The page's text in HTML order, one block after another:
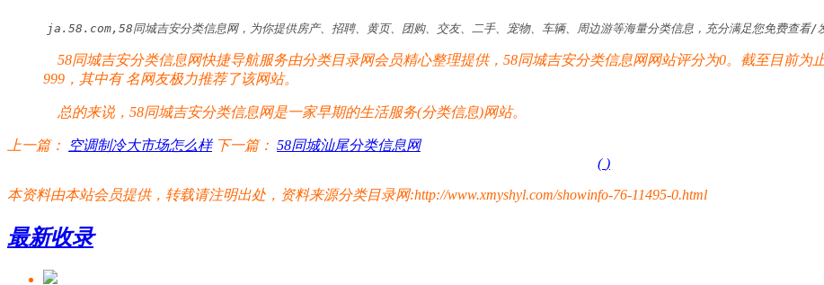
ja.58.com,58同城吉安分类信息网，为你提供房产、招聘、黄页、团购、交友、二手、宠物、车辆、周边游等海量分类信息，充分满足您免费查
58同城吉安分类信息网快捷导航服务由分类目录网会员精心整理提供，58同城吉安分类信息网网站评分为0。截至目前为
999，其中有名网友极力推荐了该网站。
总的来说，58同城吉安分类信息网是一家早期的生活服务(分类信息)网站。
上一篇： 空调制冷大市场怎么样 下一篇： 58同城汕尾分类信息网
( )
本资料由本站会员提供，转载请注明出处，资料来源分类目录网:http://www.xmyshyl.com/showinfo-76-11495-0.html
最新收录